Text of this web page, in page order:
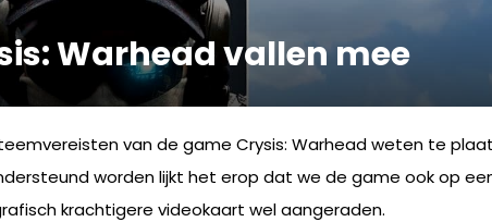
Warhead vallen mee
van de game Crysis: Warhead weten te
worden lijkt het erop dat we de game ook op
krachtigere videokaart wel aangeraden.